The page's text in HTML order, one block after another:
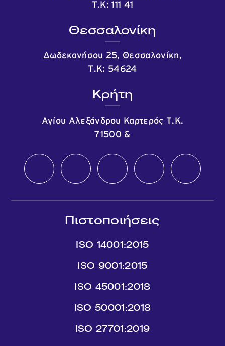
Τ.Κ: 111 41
Θεσσαλονίκη
Δωδεκανήσου 25, Θεσσαλονίκη,
Τ.Κ: 54624
Κρήτη
Αγίου Αλεξάνδρου Καρτερός Τ.Κ.
71500 &
Πιστοποιήσεις
ISO 14001:2015
ISO 9001:2015
ISO 45001:2018
ISO 50001:2018
ISO 27701:2019